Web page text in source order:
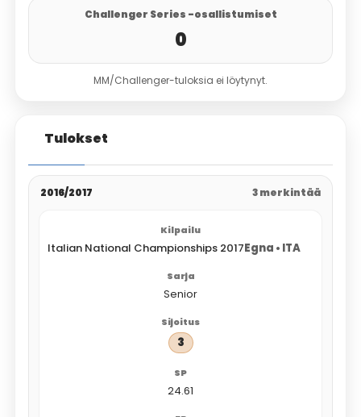
Challenger Series -osallistumiset
0
MM/Challenger-tuloksia ei löytynyt.
Tulokset
2016/2017 3 merkintää
Italian National Championships 2017Egna • ITA
Senior
3
24.61